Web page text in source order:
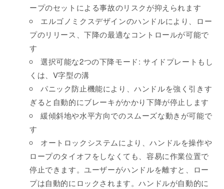
ープのセットによる事故のリスクが抑えられます
エルゴノミクスデザインのハンドルにより、ロー
プのリリース、下降の最適なコントロールが可能で
す
選択可能な2つの下降モード: サイドプレートもし
くは、V字型の溝
パニック防止機能により、ハンドルを強く引きす
ぎると自動的にブレーキがかかり下降が停止します
緩傾斜地や水平方向でのスムーズな動きが可能で
す
オートロックシステムにより、ハンドルを操作や
ロープのタイオフをしなくても、容易に作業位置で
停止できます。ユーザーがハンドルを離すと、ロー
プは自動的にロックされます。ハンドルが自動的に